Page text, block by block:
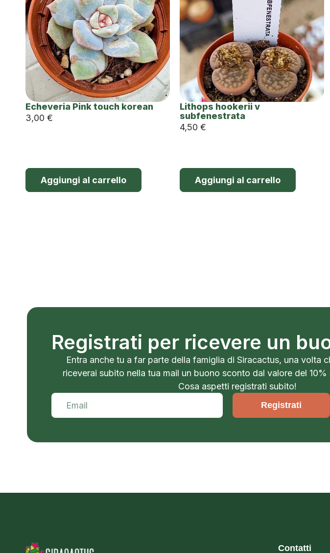
Echeveria Pink touch korean
3,00 €
Aggiungi al carrello
Lithops hookerii v
subfenestrata
4,50 €
Aggiungi al carrello
Registrati per ricevere un
Entra anche tu a far parte della famiglia di Siracactus, una volta
riceverai subito nella tua mail un buono sconto dal valore del
Cosa aspetti registrati subito!
Registrati
Contatti